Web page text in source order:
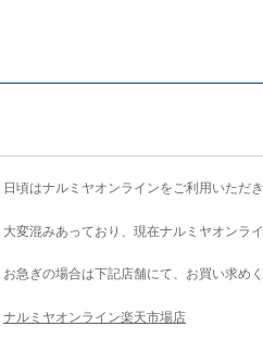
日頃はナルミヤオンラインをご利用いただ
大変混みあっており、現在ナルミヤオンラ
お急ぎの場合は下記店舗にて、お買い求めく
ナルミヤオンライン楽天市場店